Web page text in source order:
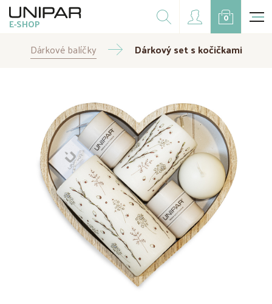
E-SHOP
Dárkové balíčky
Doplňky
Na přání
Kampaně
CZK EUR
0
Dárkové balíčky Dárkový set s kočičkami